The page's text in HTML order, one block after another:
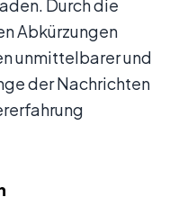
Durch die
Abkürzungen
unmittelbarer und
der Nachrichten